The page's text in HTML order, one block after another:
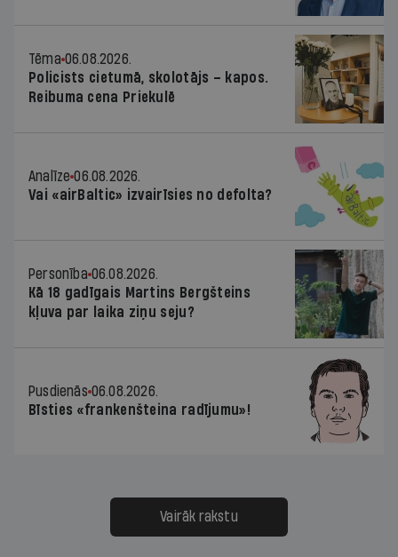
Tēma 06.08.2026.
Policists cietumā, skolotājs – kapos.
Reibuma cena Priekulē
Analīze 06.08.2026.
Vai «airBaltic» izvairīsies no defolta?
Personība 06.08.2026.
Kā 18 gadīgais Martins Bergšteins
kļuva par laika ziņu seju?
Pusdienās 06.08.2026.
Bīsties «frankenšteina radījumu»!
Vairāk rakstu